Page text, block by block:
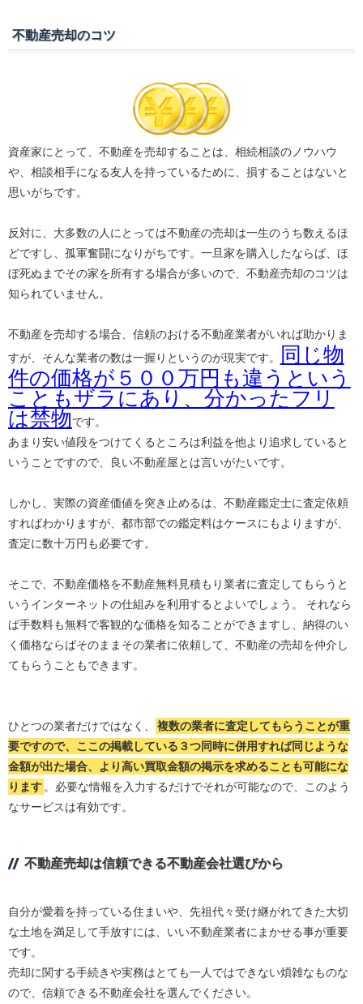
不動産売却のコツ
資産家にとって、不動産を売却することは、相続相談のノウハウ
や、相談相手になる友人を持っているために、損することはないと
思いがちです。
反対に、大多数の人にとっては不動産の売却は一生のうち数えるほ
どですし、孤軍奮闘になりがちです。一旦家を購入したならば、ほ
ぼ死ぬまでその家を所有する場合が多いので、不動産売却のコツは
知られていません。
不動産を売却する場合、信頼のおける不動産業者がいれば助かりま
すが、そんな業者の数は一握りというのが現実です。
同じ物
件の価格が５００万円も違うという
こともザラにあり、分かったフリ
は禁物です。
あまり安い値段をつけてくるところは利益を他より追求していると
いうことですので、良い不動産屋とは言いがたいです。
しかし、実際の資産価値を突き止めるは、不動産鑑定士に査定依頼
すればわかりますが、都市部での鑑定料はケースにもよりますが、
査定に数十万円も必要です。
そこで、不動産価格を不動産無料見積もり業者に査定してもらうと
いうインターネットの仕組みを利用するとよいでしょう。 それなら
ば手数料も無料で客観的な価格を知ることができますし、納得のい
く価格ならばそのままその業者に依頼して、不動産の売却を仲介し
てもらうこともできます。
ひとつの業者だけではなく、
複数の業者に査定してもらうことが重
要ですので、ここの掲載している３つ同時に併用すれば同じような
金額が出た場合、より高い買取金額の掲示を求めることも可能にな
ります 。必要な情報を入力するだけでそれが可能なので、このよう
なサービスは有効です。
不動産売却は信頼できる不動産会社選びから
自分が愛着を持っている住まいや、先祖代々受け継がれてきた大切
な土地を満足して手放すには、いい不動産業者にまかせる事が重要
です。
売却に関する手続きや実務はとても一人ではできない煩雑なものな
ので、信頼できる不動産会社を選んでください。